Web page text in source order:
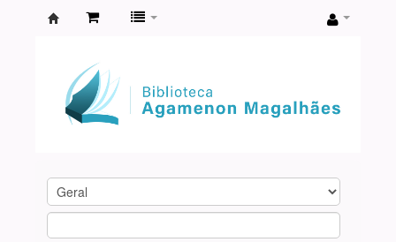
Agamenon
Magalhães